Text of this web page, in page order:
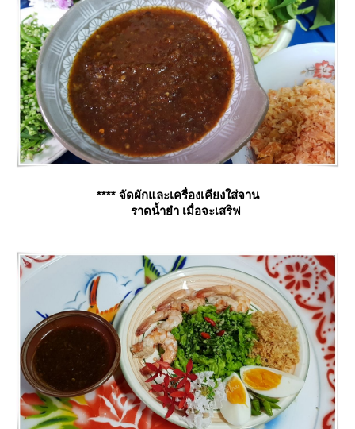
**** จัดผักและเครื่องเคียงใส่จาน
ราดน้ำยำ เมื่อจะเสริฟ